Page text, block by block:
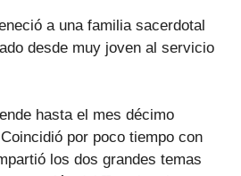
a una familia sacerdotal
desde muy joven al servicio
hasta el mes décimo
por poco tiempo con
los dos grandes temas